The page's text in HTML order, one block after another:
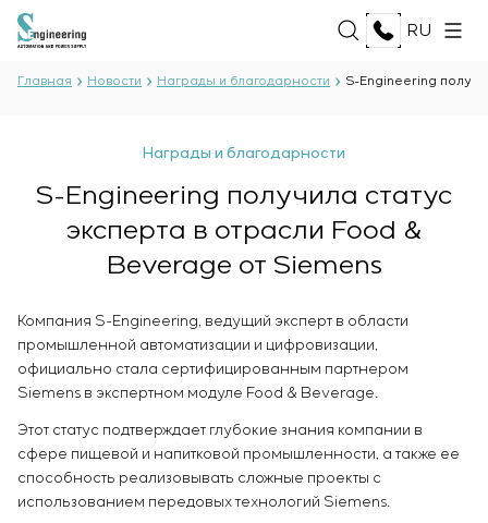
RU
История
Производственный комплекс
Документы
Отзывы и награды
УСЛУГИ
ВСЕ УСЛУГИ
Разработка проектной документации
Испытания и контроль качества
электротехнической лаборатории
Производство и поставка оборудования
заказчику
Монтаж оборудования
Пуско-наладочные работы
Ввод в эксплуатацию и обучение персонала
заказчика
ВСЕ РЕШЕНИЯ
Нефть и газ
Пищевая промышленность
Энергетика
Тяжёлая промышленность
Гражданское строительство
Инфраструктура
ТЕХНОЛОГИИ
ПРОЕКТЫ
КАРЬЕРА
Вакансии
Главная Новости Награды и благодарности S-Engineering
Награды и благодарности
S-Engineering получила статус
эксперта в отрасли Food &
Beverage от Siemens
Компания S-Engineering, ведущий эксперт в области
промышленной автоматизации и цифровизации,
официально стала сертифицированным партнером
Siemens в экспертном модуле Food & Beverage.
Этот статус подтверждает глубокие знания компании в
сфере пищевой и напитковой промышленности, а также ее
способность реализовывать сложные проекты с
использованием передовых технологий Siemens.